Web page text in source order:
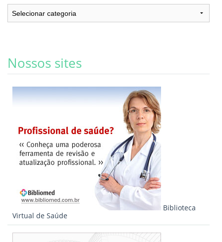
Categorias
Nossos sites
Biblioteca
Virtual de Saúde